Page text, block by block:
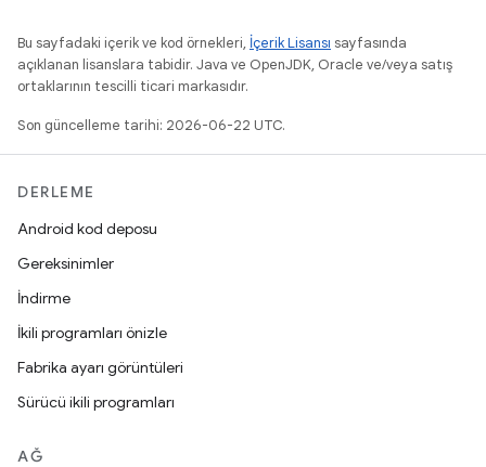
Bu sayfadaki içerik ve kod örnekleri, İçerik Lisansı sayfasında
açıklanan lisanslara tabidir. Java ve OpenJDK, Oracle ve/veya satış
ortaklarının tescilli ticari markasıdır.
Son güncelleme tarihi: 2026-06-22 UTC.
DERLEME
Android kod deposu
Gereksinimler
İndirme
İkili programları önizle
Fabrika ayarı görüntüleri
Sürücü ikili programları
AĞ